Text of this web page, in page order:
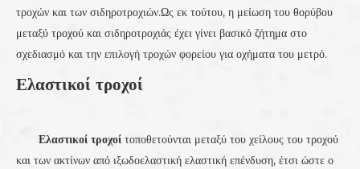
τροχών και των σιδηροτροχιών.Ως εκ τούτου, η μείωση του θορύβου
μεταξύ τροχού και σιδηροτροχιάς έχει γίνει βασικό ζήτημα στο
σχεδιασμό και την επιλογή τροχών φορείου για οχήματα του μετρό.
Ελαστικοί τροχοί
Ελαστικοί τροχοί τοποθετούνται μεταξύ του χείλους του τροχού
και των ακτίνων από ιξωδοελαστική ελαστική επένδυση, έτσι ώστε ο